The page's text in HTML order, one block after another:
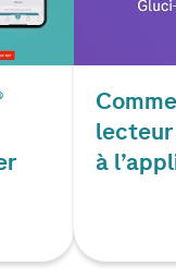
lecteur
à